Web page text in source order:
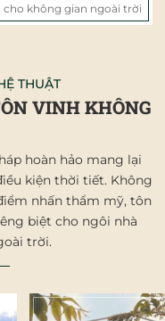
cho không gian ngoài trời
THUẬT
VINH KHÔNG
hoàn hảo mang lại
kiện thời tiết. Không
nhấn thẩm mỹ, tôn
biệt cho ngôi nhà
trời.